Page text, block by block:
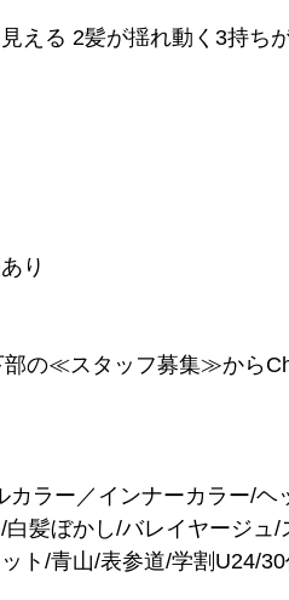
る 2髪が揺れ動く3持ち
り
の≪スタッフ募集≫から
ラー／インナーカラー/ヘ
髪ぼかし/バレイヤージュ/
ト/青山/表参道/学割U24/